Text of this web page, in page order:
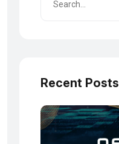
Recent Posts